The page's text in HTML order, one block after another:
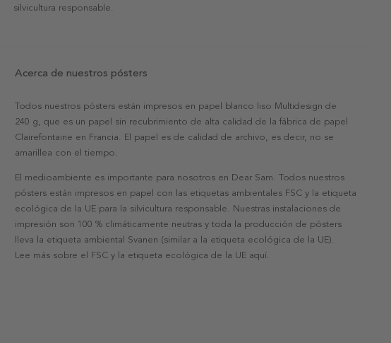
silvicultura responsable.
Acerca de nuestros pósters
Todos nuestros pósters están impresos en papel blanco liso Multidesign de
240 g, que es un papel sin recubrimiento de alta calidad de la fábrica de papel
Clairefontaine en Francia. El papel es de calidad de archivo, es decir, no se
amarillea con el tiempo.
El medioambiente es importante para nosotros en Dear Sam. Todos nuestros
pósters están impresos en papel con las etiquetas ambientales FSC y la etiqueta
ecológica de la UE para la silvicultura responsable. Nuestras instalaciones de
impresión son 100 % climáticamente neutras y toda la producción de pósters
lleva la etiqueta ambiental Svanen (similar a la etiqueta ecológica de la UE).
Lee más sobre el FSC y la etiqueta ecológica de la UE aquí.